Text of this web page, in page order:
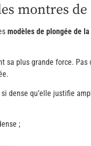
montres de
modèles de plongée de
sa plus grande force.
dense qu’elle justifie
;